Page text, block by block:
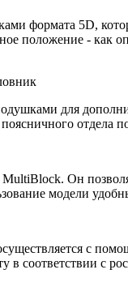
формата 5D,
положение - как
для
Он
модели
с
в соответствии с